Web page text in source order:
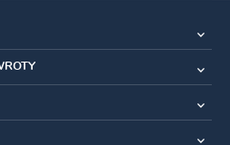
Cannondale